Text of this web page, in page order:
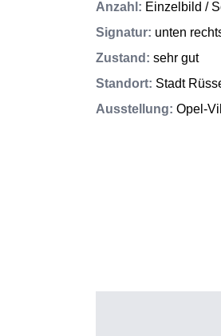
Anzahl : Einzelbild /
Signatur: unten
Zustand : sehr gut
Standort: Stadt
Ausstellung: Opel-